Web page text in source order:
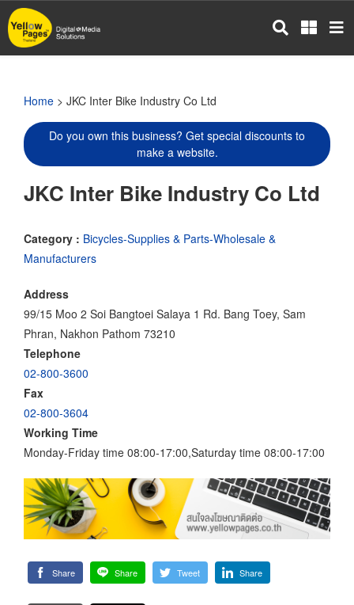
Skip
to
main
Home > JKC Inter Bike Industry Co Ltd
Do you own this business? Get special discounts to
make a website.
JKC Inter Bike Industry Co Ltd
Category : Bicycles-Supplies & Parts-Wholesale &
Manufacturers
Address
99/15 Moo 2 Soi Bangtoei Salaya 1 Rd. Bang Toey, Sam
Phran, Nakhon Pathom 73210
Telephone
02-800-3600
Fax
02-800-3604
Working Time
Monday-Friday time 08:00-17:00,Saturday time 08:00-17:00
Share Share Tweet Share